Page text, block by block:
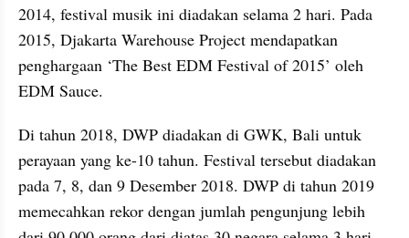
2014, festival musik ini diadakan selama 2 hari. Pada
2015, Djakarta Warehouse Project mendapatkan
penghargaan ‘The Best EDM Festival of 2015’ oleh
EDM Sauce.
Di tahun 2018, DWP diadakan di GWK, Bali untuk
perayaan yang ke-10 tahun. Festival tersebut diadakan
pada 7, 8, dan 9 Desember 2018. DWP di tahun 2019
memecahkan rekor dengan jumlah pengunjung lebih